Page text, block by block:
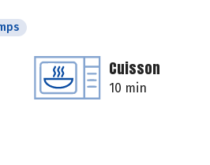
Cuisson
10 min